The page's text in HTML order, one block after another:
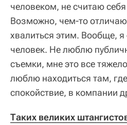
человеком, не считаю
Возможно, чем-то
хвалиться этим. Вообще,
человек. Не люблю
съемки, мне это все
люблю находиться там,
спокойствие, в компании
Таких великих